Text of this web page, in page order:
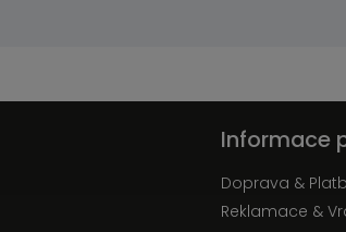
Informace
Doprava &
Reklamace &